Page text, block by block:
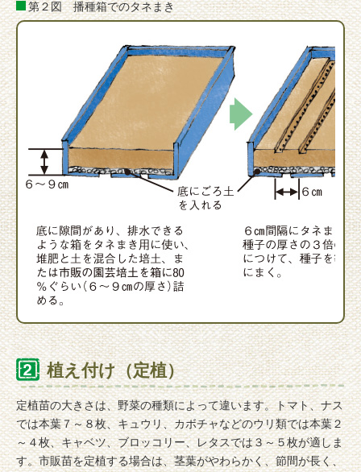
第２図 播種箱でのタネまき
植え付け（定植）
定植苗の大きさは、野菜の種類によって違います。トマト、ナス
では本葉７～８枚、キュウリ、カボチャなどのウリ類では本葉２
～４枚、キャベツ、ブロッコリー、レタスでは３～５枚が適しま
す。市販苗を定植する場合は、茎葉がやわらかく、節間が長く、